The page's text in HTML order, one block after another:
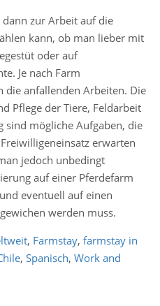
dann zur Arbeit auf die
kann, ob man lieber mit
oder auf
Je nach Farm
die anfallenden Arbeiten. Die
Pflege der Tiere, Feldarbeit
sind mögliche Aufgaben, die
erwarten
jedoch unbedingt
auf einer Pferdefarm
eventuell auf einen
werden muss.
, Farmstay, farmstay in
, Spanisch, Work and